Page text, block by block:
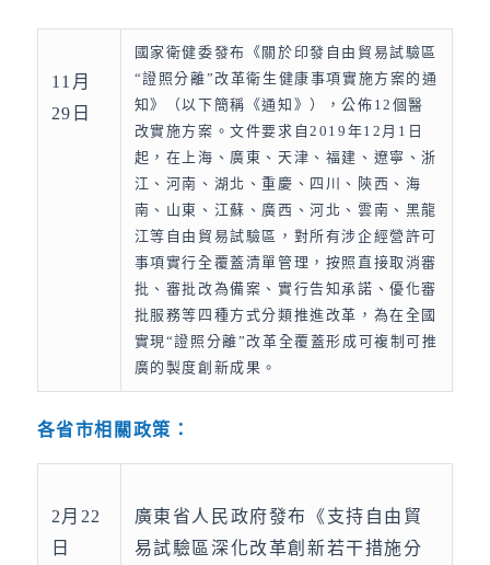
11月
29日
國家衛健委發布《關於印發自由貿易試驗區
“證照分離”改革衛生健康事項實施方案的通
知》（以下簡稱《通知》），公佈12個醫
改實施方案。文件要求自2019年12月1日
起，在上海、廣東、天津、福建、遼寧、浙
江、河南、湖北、重慶、四川、陝西、海
南、山東、江蘇、廣西、河北、雲南、黑龍
江等自由貿易試驗區，對所有涉企經營許可
事項實行全覆蓋清單管理，按照直接取消審
批、審批改為備案、實行告知承諾、優化審
批服務等四種方式分類推進改革，為在全國
實現“證照分離”改革全覆蓋形成可複制可推
廣的製度創新成果。
各省市相關政策：
2月22
日
廣東省人民政府發布《支持自由貿
易試驗區深化改革創新若干措施分